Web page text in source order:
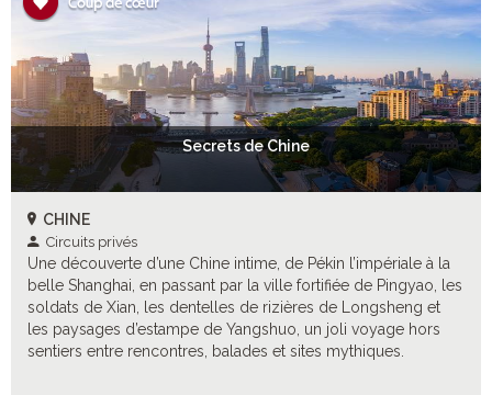
Secrets de Chine
CHINE
Circuits privés
Une découverte d’une Chine intime, de Pékin l’impériale à la
belle Shanghai, en passant par la ville fortifiée de Pingyao, les
soldats de Xian, les dentelles de rizières de Longsheng et
les paysages d’estampe de Yangshuo, un joli voyage hors
sentiers entre rencontres, balades et sites mythiques.